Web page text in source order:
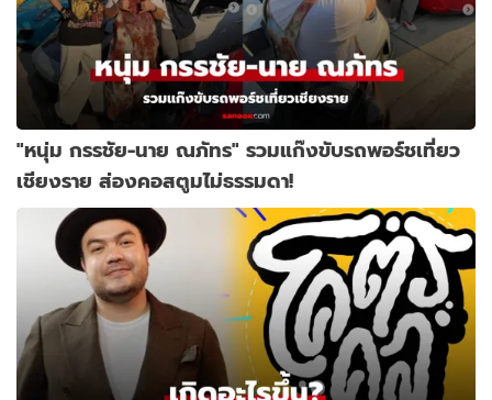
"หนุ่ม กรรชัย-นาย ณภัทร" รวมแก๊งขับรถพอร์ชเที่ยว
เชียงราย ส่องคอสตูมไม่ธรรมดา!